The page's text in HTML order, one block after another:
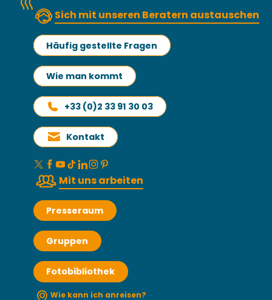
Sich mit unseren Beratern austauschen
Häufig gestellte Fragen
Wie man kommt
+33 (0)2 33 91 30 03
Kontakt
Mit uns arbeiten
Presseraum
Gruppen
Fotobibliothek
Wie kann ich anreisen?